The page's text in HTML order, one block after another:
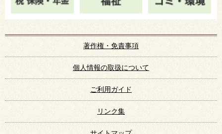
著作権・免責事項
個人情報の取扱について
ご利用ガイド
リンク集